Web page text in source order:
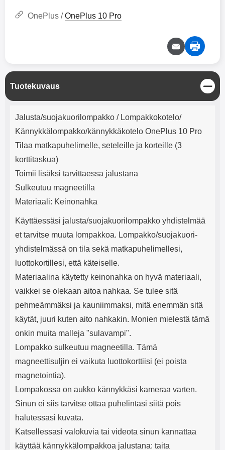
9V/2.22A (PD20W)
12V/1.67A(PD20W) Total Effekt:
20.W Max Johdon pituus: 1 metri
OnePlus /OnePlus 10 Pro
Tuotekuvaus
S
u
l
Tuotekuvaus
Jalusta/suojakuorilompakko / Lompakkokotelo/
Kännykkälompakko/kännykkäkotelo OnePlus 10 Pro
Tilaa matkapuhelimelle, seteleille ja korteille (3
korttitaskua)
Toimii lisäksi tarvittaessa jalustana
Sulkeutuu magneetilla
Materiaali: Keinonahka
Käyttäessäsi jalusta/suojakuorilompakko yhdistelmää
et tarvitse muuta lompakkoa. Lompakko/suojakuori-
yhdistelmässä on tila sekä matkapuhelimellesi,
luottokortillesi, että käteiselle.
Materiaalina käytetty keinonahka on hyvä materiaali,
vaikkei se olekaan aitoa nahkaa. Se tulee sitä
pehmeämmäksi ja kauniimmaksi, mitä enemmän sitä
käytät, juuri kuten aito nahkakin. Monien mielestä tämä
onkin muita malleja "sulavampi".
Lompakko sulkeutuu magneetilla. Tämä
magneettisuljin ei vaikuta luottokorttiisi (ei poista
magnetointia).
Lompakossa on aukko kännykkäsi kameraa varten.
Sinun ei siis tarvitse ottaa puhelintasi siitä pois
halutessasi kuvata.
Katsellessasi valokuvia tai videota sinun kannattaa
käyttää kännykkälompakkoa jalustana: taita